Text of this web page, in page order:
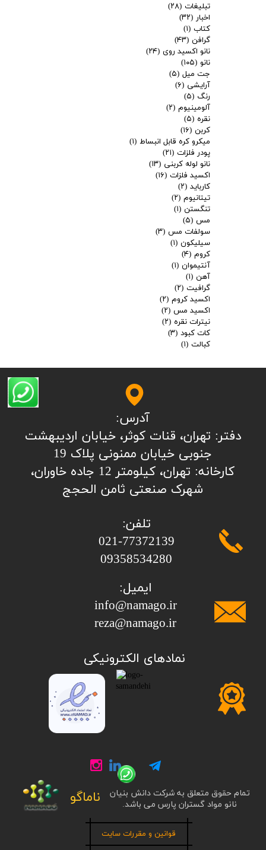
تبلیغات (۲۸)
اخبار (۳۲)
کتاب (۱)
گرافن (۴۳)
نانو اکسید روی (۲۴)
نانو (۱۰۵)
جت میل (۵)
آرایشی (۶)
رنگ (۵)
آلومینیوم (۲)
نقره (۵)
کربن (۱۶)
میکرو کره قابل انبساط (۱)
پودر فلزات (۲۱)
نانو لوله کربنی (۱۳)
اکسید فلزات (۱۶)
کارباید (۲)
تیتانیوم (۲)
تنگستن (۱)
مس (۵)
سولفات مس (۳)
سیلیکون (۱)
کروم (۴)
آنتیموان (۱)
آهن (۱)
گرافیت (۲)
اکسید کروم (۲)
اکسید مس (۲)
نیترات نقره (۲)
کات کبود (۳)
کبالت (۱)
تمام حقوق متعلق به شرکت دانش بنیان
نانو مواد گستران پارس می باشد.
ناماگو
تلفن:
​​​​​​​021-77372139
​​​​​​​09358534280
آدرس:
​​​​​​​​دفتر: تهران، قنات کوثر، خیابان اردیبهشت
جنوبی خیابان ممنونی پلاک 19
کارخانه: تهران، کیلومتر 12 جاده خاوران،
شهرک صنعتی ثامن الحجج
ایمیل:
info@namago.ir
​​​​​​​reza@namago.ir
​نمادهای الکترونیکی
قوانین و مقررات سایت